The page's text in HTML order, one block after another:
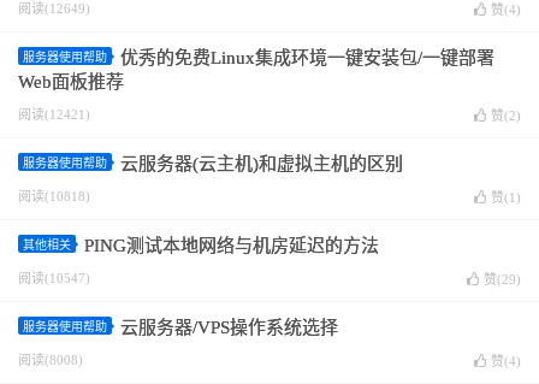
阅读(12649) 赞(4)
服务器使用帮助
优秀的免费Linux集成环境一键安装包/一键部署
Web面板推荐
阅读(12421) 赞(2)
服务器使用帮助 云服务器(云主机)和虚拟主机的区别
阅读(10818) 赞(1 )
其他相关 PING测试本地网络与机房延迟的方法
阅读(10547) 赞(29)
服务器使用帮助 云服务器/VPS操作系统选择
阅读(8008) 赞(4)